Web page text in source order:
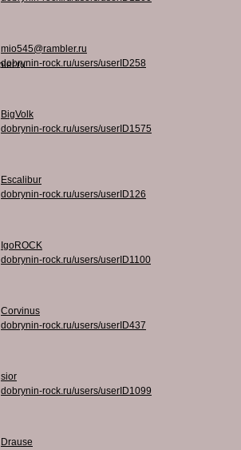
mio545@rambler.ru
dobrynin-rock.ru/users/userID258
BigVolk
dobrynin-rock.ru/users/userID1575
Escalibur
dobrynin-rock.ru/users/userID126
IgoROCK
dobrynin-rock.ru/users/userID1100
Corvinus
dobrynin-rock.ru/users/userID437
sior
dobrynin-rock.ru/users/userID1099
Drause